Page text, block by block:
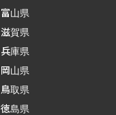
富山県
滋賀県
兵庫県
岡山県
鳥取県
徳島県